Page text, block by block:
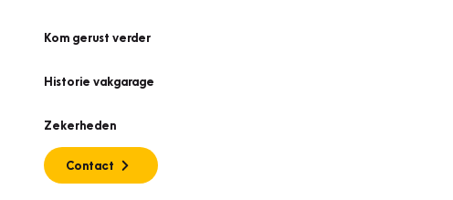
Kom gerust verder
Historie vakgarage
Zekerheden
Contact